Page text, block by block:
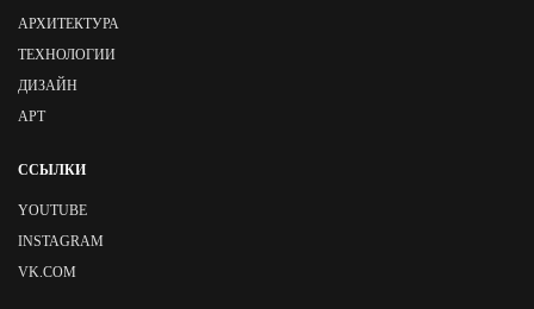
АРХИТЕКТУРА
ТЕХНОЛОГИИ
ДИЗАЙН
АРТ
ССЫЛКИ
YOUTUBE
INSTAGRAM
VK.COM